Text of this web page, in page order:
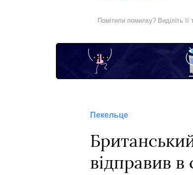
Помітили помилку? Виділіть її
Пекельце
відправив в